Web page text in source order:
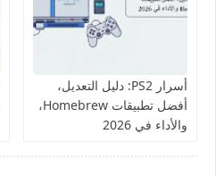
أسرار PS2: دليل التعديل،
أفضل تطبيقات Homebrew،
والأداء في 2026